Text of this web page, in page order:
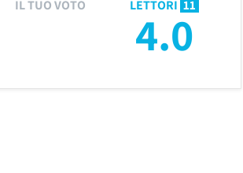
LETTORI 11
4.0
IL TUO VOTO